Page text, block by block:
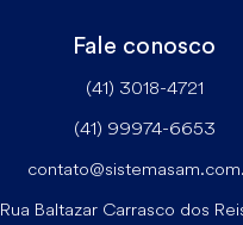
Fale conosco
(41) 3018-4721
(41) 99974-6653
Rua Baltazar Carrasco dos